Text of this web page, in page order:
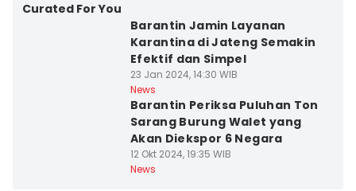
Curated For You
Barantin Jamin Layanan
Karantina di Jateng Semakin
Efektif dan Simpel
23 Jan 2024, 14:30 WIB
News
Barantin Periksa Puluhan Ton
Sarang Burung Walet yang
Akan Diekspor 6 Negara
12 Okt 2024, 19:35 WIB
News